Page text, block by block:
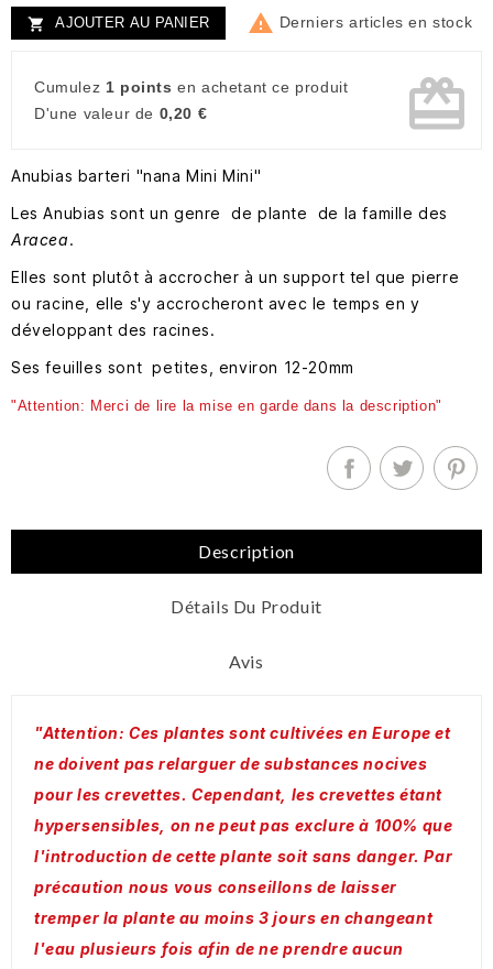
 AJOUTER AU PANIER  Derniers articles en stock
Cumulez 1 points en achetant ce produit
D'une valeur de 0,20 € card_giftcard
Anubias barteri "nana Mini Mini"
Les Anubias sont un genre de plante de la famille des
Aracea.
Elles sont plutôt à accrocher à un support tel que pierre
ou racine, elle s'y accrocheront avec le temps en y
développant des racines.
Ses feuilles sont petites, environ 12-20mm
"Attention: Merci de lire la mise en garde dans la description"
Description
Détails Du Produit
Avis
"Attention: Ces plantes sont cultivées en Europe et
ne doivent pas relarguer de substances nocives
pour les crevettes. Cependant, les crevettes étant
hypersensibles, on ne peut pas exclure à 100% que
l'introduction de cette plante soit sans danger. Par
précaution nous vous conseillons de laisser
tremper la plante au moins 3 jours en changeant
l'eau plusieurs fois afin de ne prendre aucun